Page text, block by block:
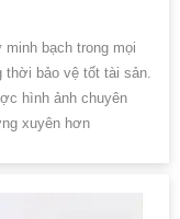
minh bạch trong mọi
thời bảo vệ tốt tài sản.
hình ảnh chuyên
xuyên hơn